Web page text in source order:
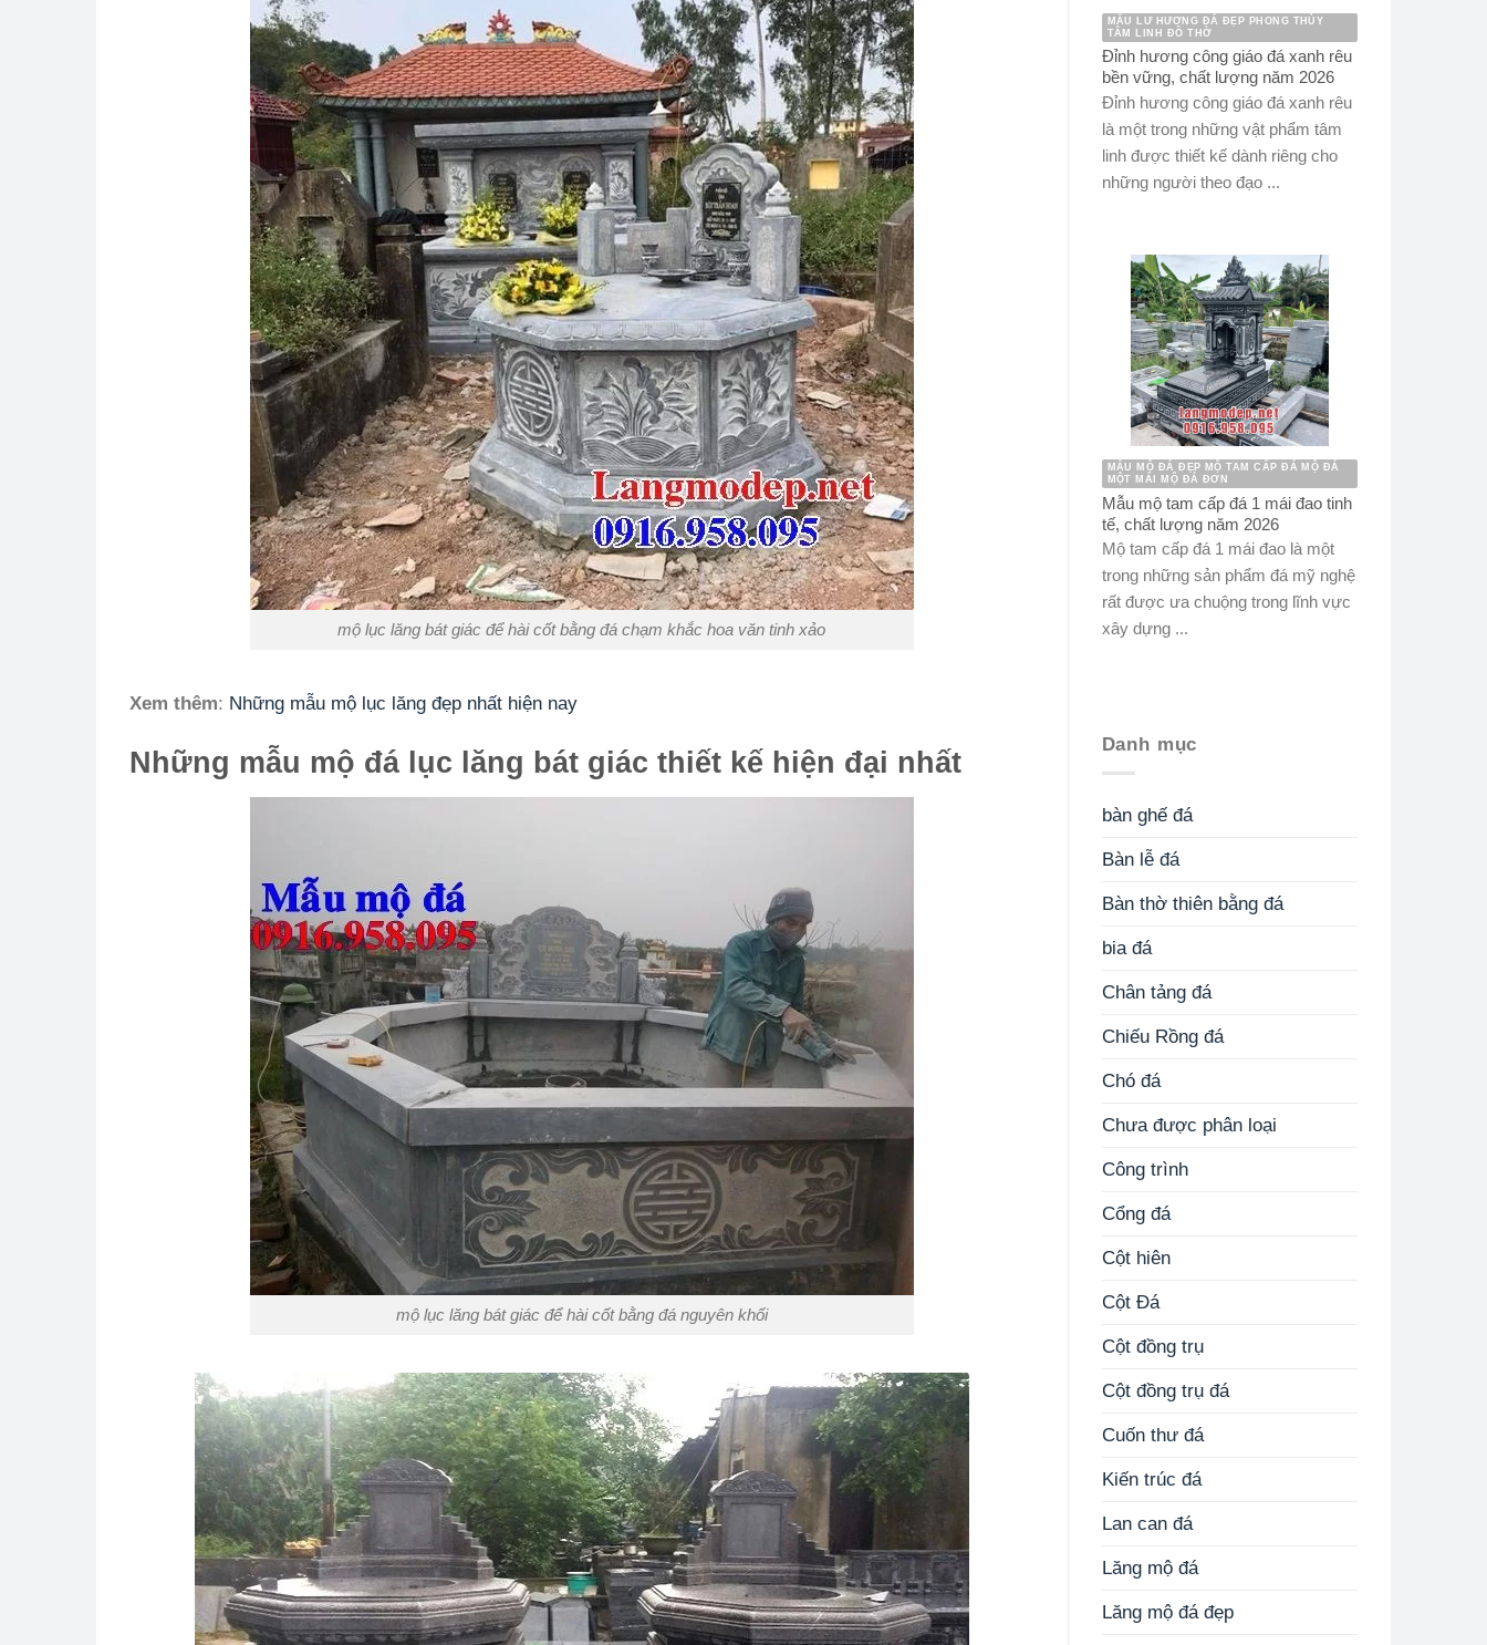
mộ lục lăng bát giác để hài cốt bằng đá chạm khắc hoa văn tinh xảo
Xem thêm: Những mẫu mộ lục lăng đẹp nhất hiện nay
Những mẫu mộ đá lục lăng bát giác thiết kế hiện đại nhất
mộ lục lăng bát giác để hài cốt bằng đá nguyên khối
MẪU LƯ HƯƠNG ĐÁ ĐẸP PHONG THỦY
TÂM LINH ĐỒ THỜ
Đỉnh hương công giáo đá xanh rêu
bền vững, chất lượng năm 2026
Đỉnh hương công giáo đá xanh rêu
là một trong những vật phẩm tâm
linh được thiết kế dành riêng cho
những người theo đạo ...
MẪU MỘ ĐÁ ĐẸP MỘ TAM CẤP ĐÁ MỘ ĐÁ
MỘT MÁI MỘ ĐÁ ĐƠN
Mẫu mộ tam cấp đá 1 mái đao tinh
tế, chất lượng năm 2026
Mộ tam cấp đá 1 mái đao là một
trong những sản phẩm đá mỹ nghệ
rất được ưa chuộng trong lĩnh vực
xây dựng ...
Danh mục
bàn ghế đá
Bàn lễ đá
Bàn thờ thiên bằng đá
bia đá
Chân tảng đá
Chiếu Rồng đá
Chó đá
Chưa được phân loại
Công trình
Cổng đá
Cột hiên
Cột Đá
Cột đồng trụ
Cột đồng trụ đá
Cuốn thư đá
Kiến trúc đá
Lan can đá
Lăng mộ đá
Lăng mộ đá đẹp